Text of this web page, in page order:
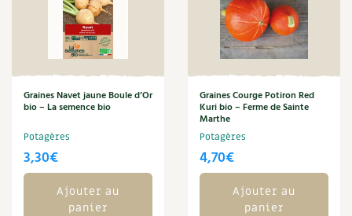
Graines Navet jaune Boule d’Or
bio – La semence bio
Potagères
3,30€
Ajouter au
panier
Graines Courge Potiron Red
Kuri bio – Ferme de Sainte
Marthe
Potagères
4,70€
Ajouter au
panier